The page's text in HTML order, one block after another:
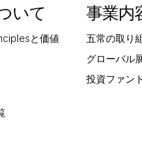
いて
と価値
事業内
五常の取り
グローバル
投資ファン